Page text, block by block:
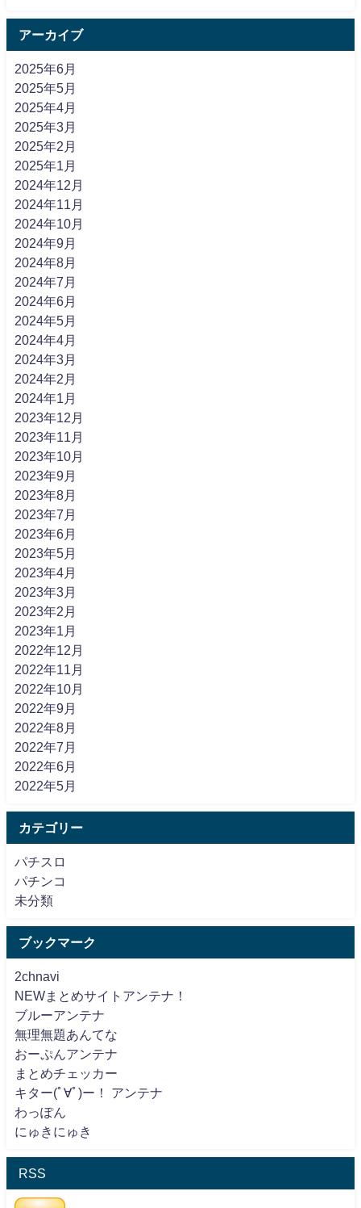
アーカイブ
2025年6月
2025年5月
2025年4月
2025年3月
2025年2月
2025年1月
2024年12月
2024年11月
2024年10月
2024年9月
2024年8月
2024年7月
2024年6月
2024年5月
2024年4月
2024年3月
2024年2月
2024年1月
2023年12月
2023年11月
2023年10月
2023年9月
2023年8月
2023年7月
2023年6月
2023年5月
2023年4月
2023年3月
2023年2月
2023年1月
2022年12月
2022年11月
2022年10月
2022年9月
2022年8月
2022年7月
2022年6月
2022年5月
カテゴリー
パチスロ
パチンコ
未分類
ブックマーク
2chnavi
NEWまとめサイトアンテナ！
ブルーアンテナ
無理無題あんてな
おーぷんアンテナ
まとめチェッカー
キター(ﾟ∀ﾟ)ー！ アンテナ
わっぽん
にゅきにゅき
RSS